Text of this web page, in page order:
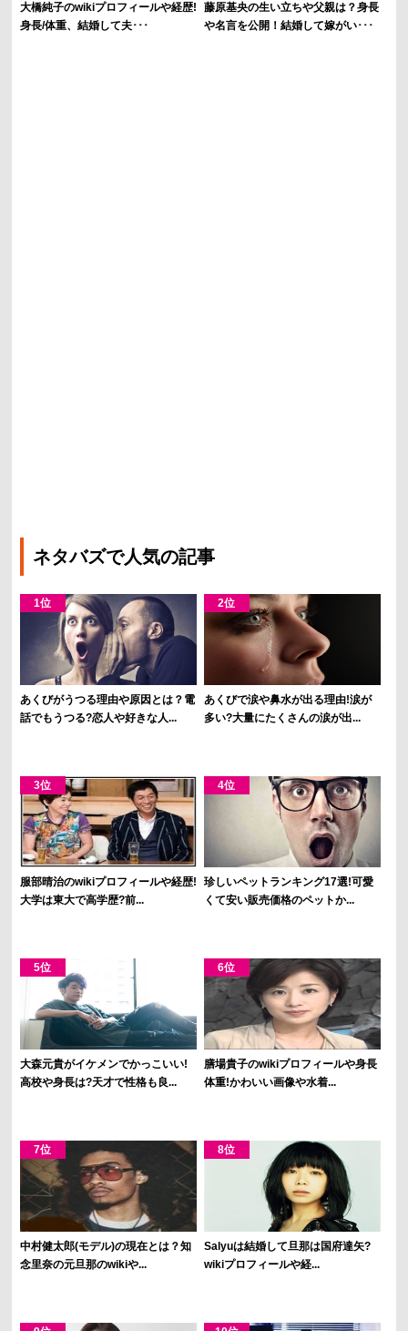
大橋純子のwikiプロフィールや経歴!
身長/体重、結婚して夫･･･
藤原基央の生い立ちや父親は？身長
や名言を公開！結婚して嫁がい･･･
ネタバズで人気の記事
あくびがうつる理由や原因とは？電
話でもうつる?恋人や好きな人...
あくびで涙や鼻水が出る理由!涙が
多い?大量にたくさんの涙が出...
服部晴治のwikiプロフィールや経歴!
大学は東大で高学歴?前...
珍しいペットランキング17選!可愛
くて安い販売価格のペットか...
大森元貴がイケメンでかっこいい!
高校や身長は?天才で性格も良...
膳場貴子のwikiプロフィールや身長
体重!かわいい画像や水着...
中村健太郎(モデル)の現在とは？知
念里奈の元旦那のwikiや...
Salyuは結婚して旦那は国府達矢?
wikiプロフィールや経...